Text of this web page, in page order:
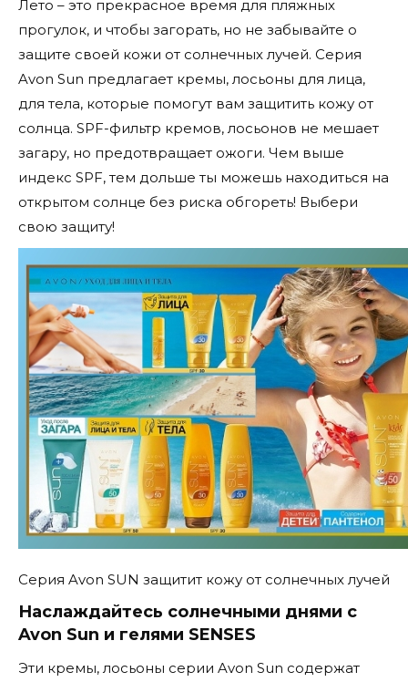
Лето – это прекрасное время для пляжных
прогулок, и чтобы загорать, но не забывайте о
защите своей кожи от солнечных лучей. Серия
Avon Sun предлагает кремы, лосьоны для лица,
для тела, которые помогут вам защитить кожу от
солнца. SPF-фильтр кремов, лосьонов не мешает
загару, но предотвращает ожоги. Чем выше
индекс SPF, тем дольше ты можешь находиться на
открытом солнце без риска обгореть! Выбери
свою защиту!
Серия Avon SUN защитит кожу от солнечных лучей
Наслаждайтесь солнечными днями с
Avon Sun и гелями SENSES
Эти кремы, лосьоны серии Avon Sun содержат